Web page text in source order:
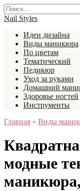
Перейти
к
содержанию
Search
for:
Nail Styles
Идеи дизайна
Виды маникюра
По цветам
Тематический
Педикюр
Уход за руками
Домашний
Здоровье ногтей
Инструменты
Главная » Виды
модные